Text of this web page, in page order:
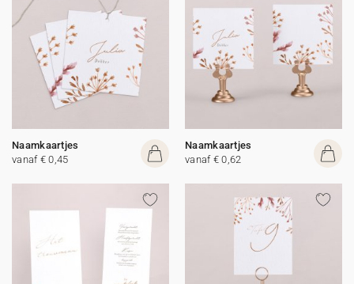
Naamkaartjes
vanaf € 0,45
Naamkaartjes
vanaf € 0,62